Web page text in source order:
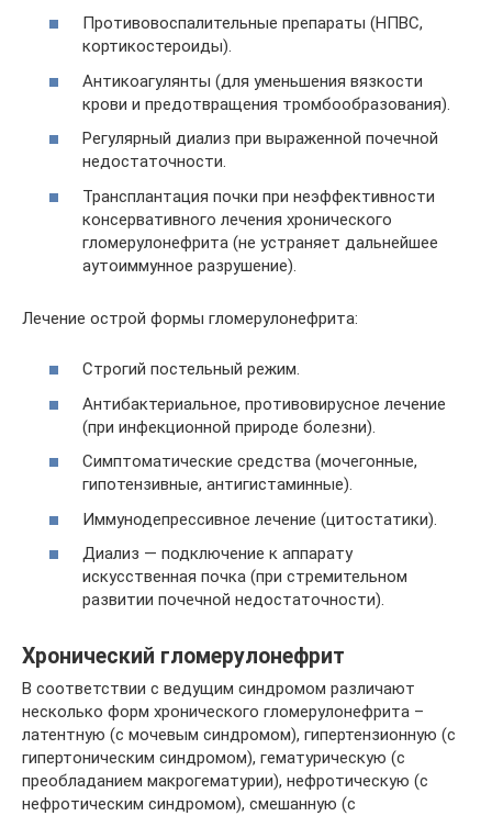
Противовоспалительные препараты (НПВС,
кортикостероиды).
Антикоагулянты (для уменьшения вязкости
крови и предотвращения тромбообразования).
Регулярный диализ при выраженной почечной
недостаточности.
Трансплантация почки при неэффективности
консервативного лечения хронического
гломерулонефрита (не устраняет дальнейшее
аутоиммунное разрушение).
Лечение острой формы гломерулонефрита:
Строгий постельный режим.
Антибактериальное, противовирусное лечение
(при инфекционной природе болезни).
Симптоматические средства (мочегонные,
гипотензивные, антигистаминные).
Иммунодепрессивное лечение (цитостатики).
Диализ — подключение к аппарату
искусственная почка (при стремительном
развитии почечной недостаточности).
Хронический гломерулонефрит
В соответствии с ведущим синдромом различают
несколько форм хронического гломерулонефрита –
латентную (с мочевым синдромом), гипертензионную (с
гипертоническим синдромом), гематурическую (с
преобладанием макрогематурии), нефротическую (с
нефротическим синдромом), смешанную (с